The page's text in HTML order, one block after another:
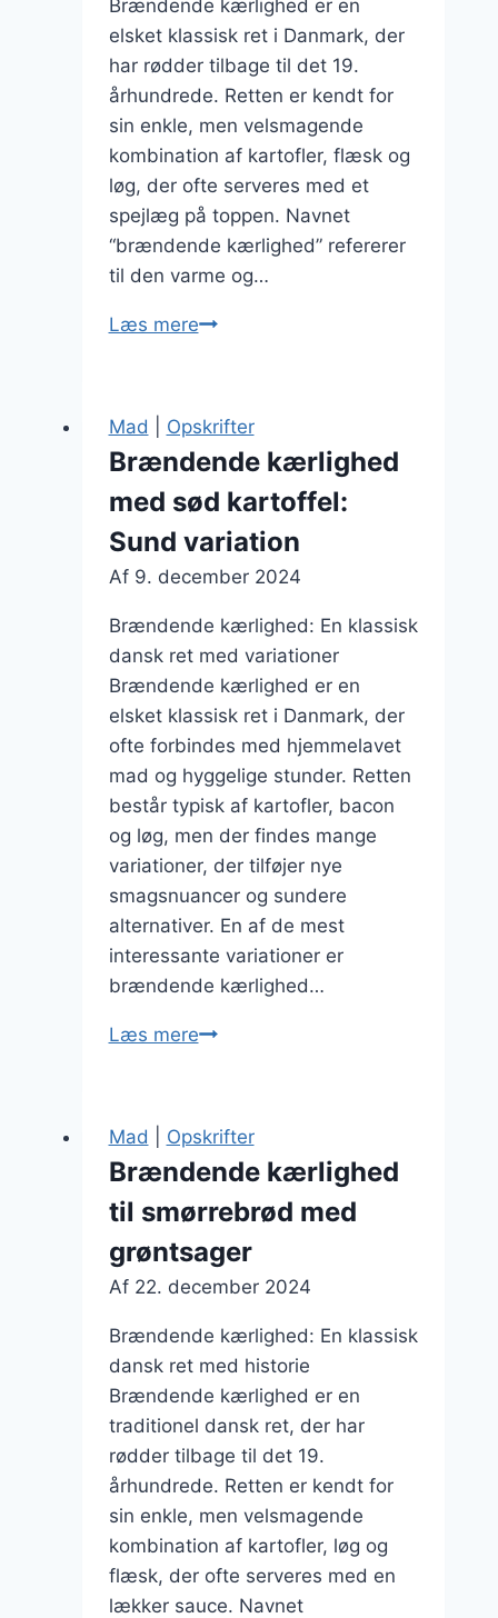
Brændende kærlighed er en
elsket klassisk ret i Danmark, der
har rødder tilbage til det 19.
århundrede. Retten er kendt for
sin enkle, men velsmagende
kombination af kartofler, flæsk og
løg, der ofte serveres med et
spejlæg på toppen. Navnet
“brændende kærlighed” refererer
til den varme og…
Læs mereBrændende
for
friskhedens
skyld
Mad Opskrifter
Brændende kærlighed
med sød kartoffel:
Sund variation
Af 9. december 2024
Brændende kærlighed: En klassisk
dansk ret med variationer
Brændende kærlighed er en
elsket klassisk ret i Danmark, der
ofte forbindes med hjemmelavet
mad og hyggelige stunder. Retten
består typisk af kartofler, bacon
og løg, men der findes mange
variationer, der tilføjer nye
smagsnuancer og sundere
alternativer. En af de mest
interessante variationer er
brændende kærlighed…
Læs mereBrændende
kartoffel:
Sund
variation
Mad Opskrifter
Brændende kærlighed
til smørrebrød med
grøntsager
Af 22. december 2024
Brændende kærlighed: En klassisk
dansk ret med historie
Brændende kærlighed er en
traditionel dansk ret, der har
rødder tilbage til det 19.
århundrede. Retten er kendt for
sin enkle, men velsmagende
kombination af kartofler, løg og
flæsk, der ofte serveres med en
lækker sauce. Navnet